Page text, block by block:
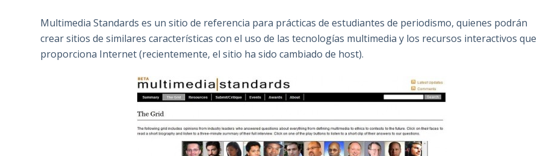
Multimedia Standards es un sitio de referencia para prácticas de estudiantes de periodismo, quienes podrán
crear sitios de similares características con el uso de las tecnologías multimedia y los recursos interactivos que
proporciona Internet (recientemente, el sitio ha sido cambiado de host).